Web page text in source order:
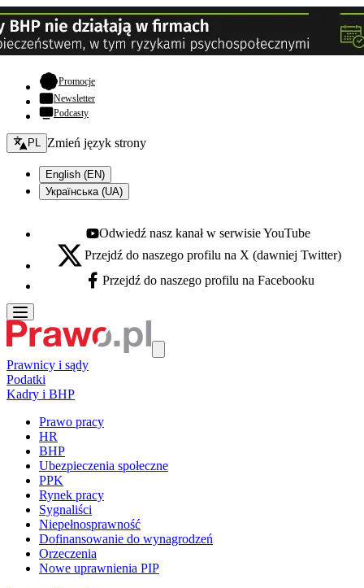
Promocje- otwiera się w nowej karcie
Newsletter
Podcasty
Zmień język - bieżący:
PL Zmień język strony
English (EN)
Українська (UA)
Youtube - otwiera się w nowej karcie
Odwiedź nasz kanał w serwisie YouTube
X - otwiera się w nowej karcie
Przejdź do naszego profilu na X (dawniej Twitter)
Facebook - otwiera się w nowej karcie
Przejdź do naszego profilu na Facebooku
Prawnicy i sądy
Podatki
Kadry i BHP
Prawo pracy
HR
BHP
Ubezpieczenia społeczne
PPK
Rynek pracy
Sygnaliści
Niepełnosprawność
Dofinansowanie do wynagrodzeń
Orzeczenia
Nowe uprawnienia PIP